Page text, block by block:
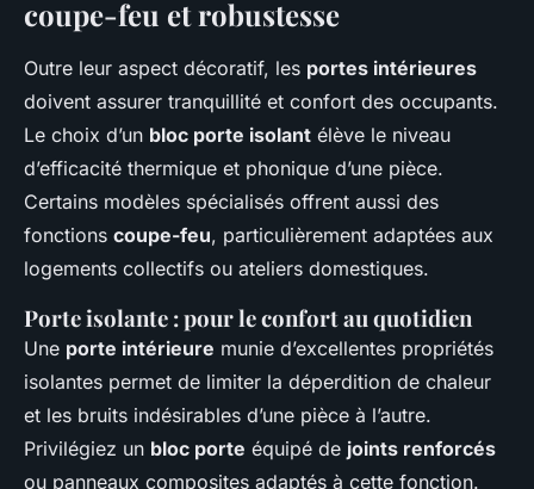
coupe-feu et robustesse
Outre leur aspect décoratif, les portes intérieures
doivent assurer tranquillité et confort des occupants.
Le choix d’un bloc porte isolant élève le niveau
d’efficacité thermique et phonique d’une pièce.
Certains modèles spécialisés offrent aussi des
fonctions coupe-feu, particulièrement adaptées aux
logements collectifs ou ateliers domestiques.
Porte isolante : pour le confort au quotidien
Une porte intérieure munie d’excellentes propriétés
isolantes permet de limiter la déperdition de chaleur
et les bruits indésirables d’une pièce à l’autre.
Privilégiez un bloc porte équipé de joints renforcés
ou panneaux composites adaptés à cette fonction.